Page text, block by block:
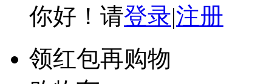
你好！请登录|注册
领红包再购物